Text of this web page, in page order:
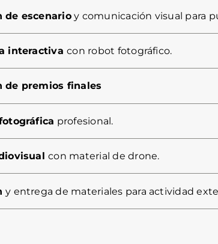
de escenarioy comunicación visual para
interactivacon robot fotográfico.
de premios finales
profesional.
con material de drone.
y entrega de materiales para actividad